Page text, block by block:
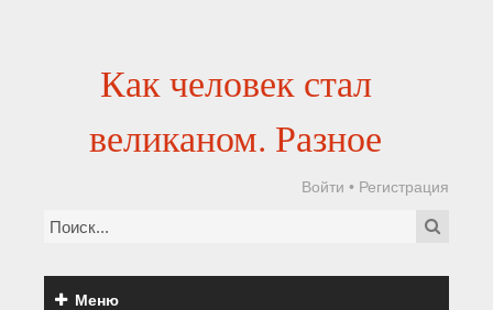
Как человек стал
великаном. Разное
Войти • Регистрация
Меню